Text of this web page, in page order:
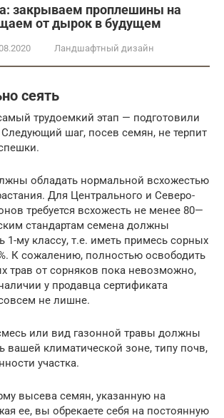
закрываем проплешины на
от дырок в будущем
Ландшафтный дизайн
сеять
трудоемкий этап — подготовили
Следующий шаг, посев семян, не терпит
обладать нормальной всхожестью
Для Центрального и Северо-
требуется всхожесть не менее 80—
стандартам семена должны
1-му классу, т.е. иметь примесь сорных
К сожалению, полностью освободить
трав от сорняков пока невозможно,
у продавца сертификата
не лишне.
или вид газонной травы должны
вашей климатической зоне, типу почв,
участка.
высева семян, указанную на
ее, вы обрекаете себя на постоянную